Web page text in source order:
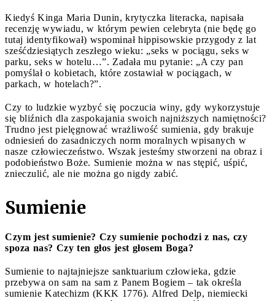
Kiedyś Kinga Maria Dunin, krytyczka literacka, napisała
recenzję wywiadu, w którym pewien celebryta (nie będę go
tutaj identyfikował) wspominał hippisowskie przygody z lat
sześćdziesiątych zeszłego wieku: „seks w pociągu, seks w
parku, seks w hotelu…”. Zadała mu pytanie: „A czy pan
pomyślał o kobietach, które zostawiał w pociągach, w
parkach, w hotelach?”.
Czy to ludzkie wyzbyć się poczucia winy, gdy wykorzystuje
się bliźnich dla zaspokajania swoich najniższych namiętności?
Trudno jest pielęgnować wrażliwość sumienia, gdy brakuje
odniesień do zasadniczych norm moralnych wpisanych w
nasze człowieczeństwo. Wszak jesteśmy stworzeni na obraz i
podobieństwo Boże. Sumienie można w nas stępić, uśpić,
znieczulić, ale nie można go nigdy zabić.
Sumienie
Czym jest sumienie? Czy sumienie pochodzi z nas, czy
spoza nas? Czy ten głos jest głosem Boga?
Sumienie to najtajniejsze sanktuarium człowieka, gdzie
przebywa on sam na sam z Panem Bogiem – tak określa
sumienie Katechizm (KKK 1776). Alfred Delp, niemiecki